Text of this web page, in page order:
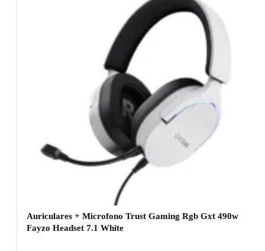
Auriculares + Microfono Trust Gaming Rgb Gxt 490w
Fayzo Headset 7.1 White